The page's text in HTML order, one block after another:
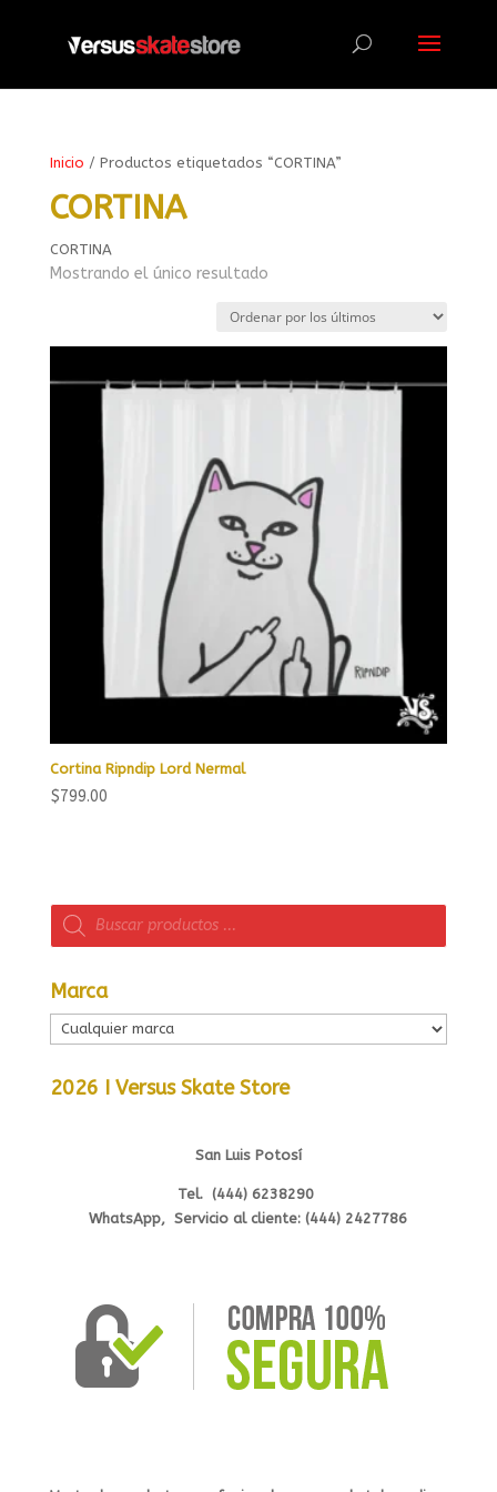
Inicio / Productos etiquetados “CORTINA”
CORTINA
CORTINA
Mostrando el único resultado
Cortina Ripndip Lord Nermal
$799.00
Búsqueda
de
productos
Marca
2026 I Versus Skate Store
San Luis Potosí
Tel. (444) 6238290
WhatsApp, Servicio al cliente: (444) 2427786